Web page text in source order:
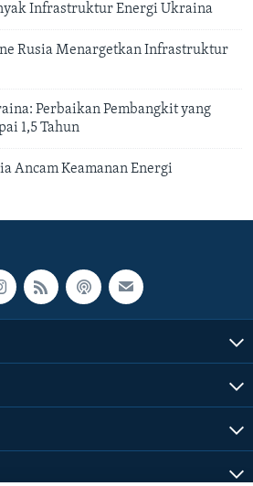
Infrastruktur Energi Ukraina
Rusia Menargetkan Infrastruktur
Perbaikan Pembangkit yang
1,5 Tahun
Ancam Keamanan Energi